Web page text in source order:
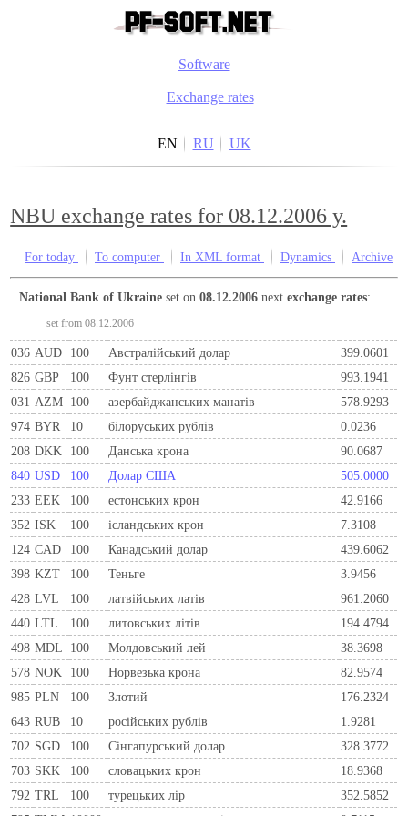
Software
Exchange rates
EN RU UK
NBU exchange rates for 08.12.2006 y.
For today To computer In XML format Dynamics Archive
National Bank of Ukraine set on08.12.2006 nextexchange rates:
set from 08.12.2006
036 AUD 100 Австралійський долар
399.0601
826 GBP 100 Фунт стерлінгів
993.1941
031 AZM 100 азербайджанських манатів
578.9293
974 BYR 10 білоруських рублів
0.0236
208 DKK 100 Данська крона
90.0687
840 USD 100 Долар США
505.0000
233 EEK 100 естонських крон
42.9166
352 ISK 100 ісландських крон
7.3108
124 CAD 100 Канадський долар
439.6062
398 KZT 100 Теньге
3.9456
428 LVL 100 латвійських латів
961.2060
440 LTL 100 литовських літів
194.4794
498 MDL 100 Молдовський лей
38.3698
578 NOK 100 Норвезька крона
82.9574
985 PLN 100 Злотий
176.2324
643 RUB 10 російських рублів
1.9281
702 SGD 100 Сінгапурський долар
328.3772
703 SKK 100 словацьких крон
18.9368
792 TRL 100 турецьких лір
352.5852